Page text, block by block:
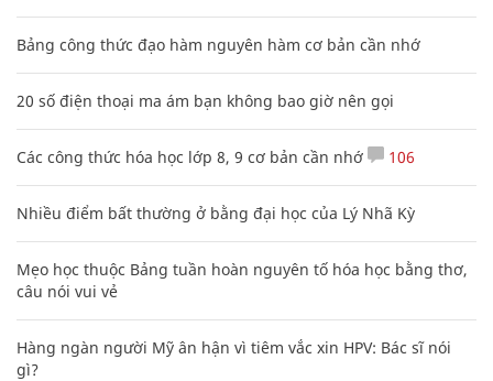
Bảng công thức đạo hàm nguyên hàm cơ bản cần nhớ
20 số điện thoại ma ám bạn không bao giờ nên gọi
Các công thức hóa học lớp 8, 9 cơ bản cần nhớ 106
Nhiều điểm bất thường ở bằng đại học của Lý Nhã Kỳ
Mẹo học thuộc Bảng tuần hoàn nguyên tố hóa học bằng thơ,
câu nói vui vẻ
Hàng ngàn người Mỹ ân hận vì tiêm vắc xin HPV: Bác sĩ nói
gì?